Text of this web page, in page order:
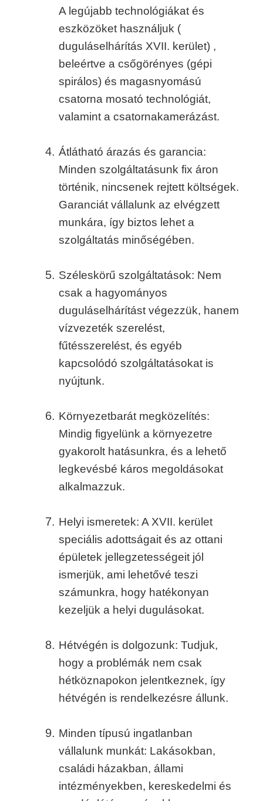
A legújabb technológiákat és
eszközöket használjuk (
duguláselhárítás XVII. kerület) ,
beleértve a csőgörényes (gépi
spirálos) és magasnyomású
csatorna mosató technológiát,
valamint a csatornakamerázást.
Átlátható árazás és garancia:
Minden szolgáltatásunk fix áron
történik, nincsenek rejtett költségek.
Garanciát vállalunk az elvégzett
munkára, így biztos lehet a
szolgáltatás minőségében.
Széleskörű szolgáltatások: Nem
csak a hagyományos
duguláselhárítást végezzük, hanem
vízvezeték szerelést,
fűtésszerelést, és egyéb
kapcsolódó szolgáltatásokat is
nyújtunk.
Környezetbarát megközelítés:
Mindig figyelünk a környezetre
gyakorolt hatásunkra, és a lehető
legkevésbé káros megoldásokat
alkalmazzuk.
Helyi ismeretek: A XVII. kerület
speciális adottságait és az ottani
épületek jellegzetességeit jól
ismerjük, ami lehetővé teszi
számunkra, hogy hatékonyan
kezeljük a helyi dugulásokat.
Hétvégén is dolgozunk: Tudjuk,
hogy a problémák nem csak
hétköznapokon jelentkeznek, így
hétvégén is rendelkezésre állunk.
Minden típusú ingatlanban
vállalunk munkát: Lakásokban,
családi házakban, állami
intézményekben, kereskedelmi és